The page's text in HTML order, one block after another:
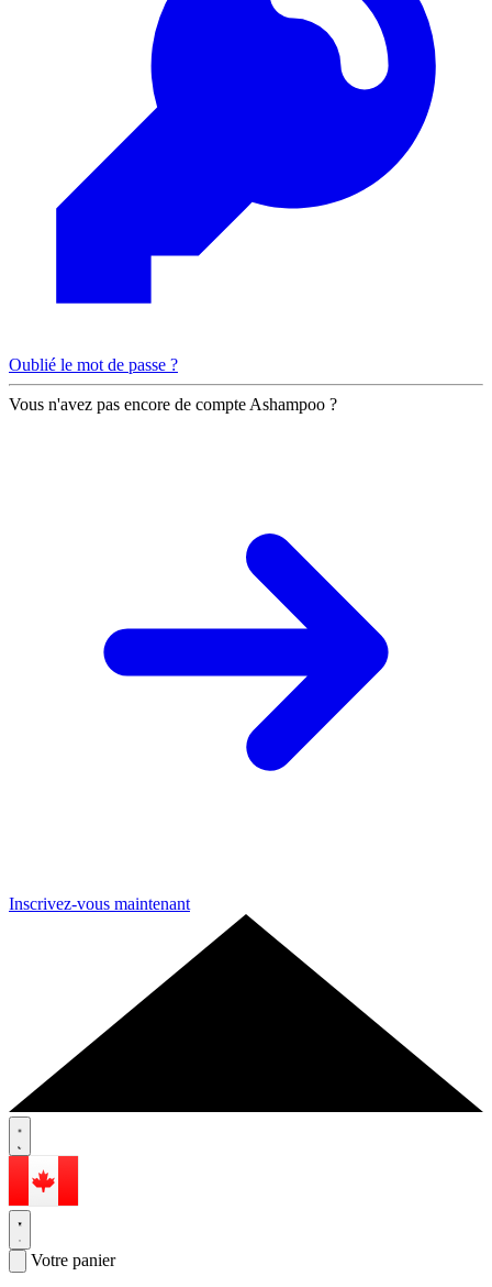
Oublié le mot de passe ?
Vous n'avez pas encore de compte Ashampoo ?
Inscrivez-vous maintenant
Votre panier